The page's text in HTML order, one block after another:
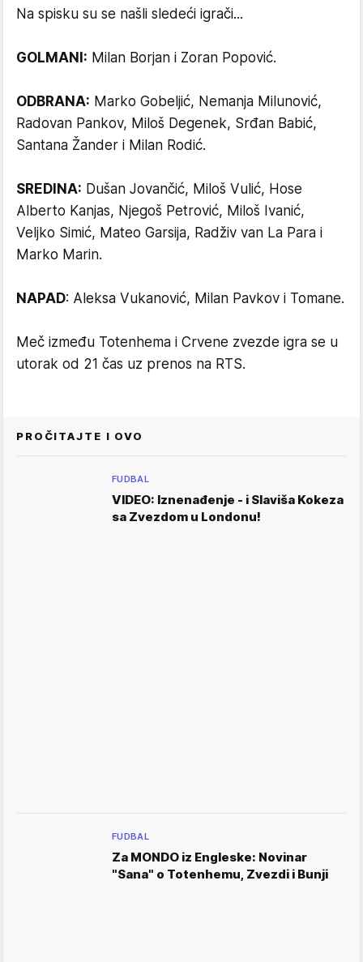
Na spisku su se našli sledeći igrači...
GOLMANI: Milan Borjan i Zoran Popović.
ODBRANA: Marko Gobeljić, Nemanja Milunović,
Radovan Pankov, Miloš Degenek, Srđan Babić,
Santana Žander i Milan Rodić.
SREDINA: Dušan Jovančić, Miloš Vulić, Hose
Alberto Kanjas, Njegoš Petrović, Miloš Ivanić,
Veljko Simić, Mateo Garsija, Radživ van La Para i
Marko Marin.
NAPAD: Aleksa Vukanović, Milan Pavkov i Tomane.
Meč između Totenhema i Crvene zvezde igra se u
utorak od 21 čas uz prenos na RTS.
PROČITAJTE I OVO
FUDBAL
VIDEO: Iznenađenje - i Slaviša Kokeza
sa Zvezdom u Londonu!
FUDBAL
Za MONDO iz Engleske: Novinar
"Sana" o Totenhemu, Zvezdi i Bunji